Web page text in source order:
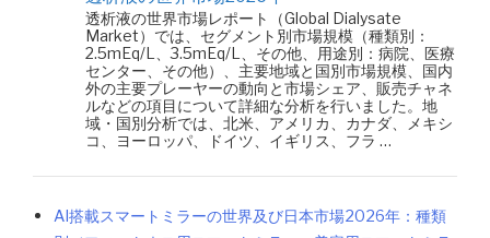
透析液の世界市場レポート（Global Dialysate
Market）では、セグメント別市場規模（種類別：
2.5mEq/L、3.5mEq/L、その他、用途別：病院、医療
センター、その他）、主要地域と国別市場規模、国内
外の主要プレーヤーの動向と市場シェア、販売チャネ
ルなどの項目について詳細な分析を行いました。地
域・国別分析では、北米、アメリカ、カナダ、メキシ
コ、ヨーロッパ、ドイツ、イギリス、フラ …
AI搭載スマートミラーの世界及び日本市場2026年：種類